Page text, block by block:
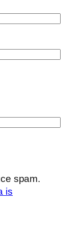
spam.
is